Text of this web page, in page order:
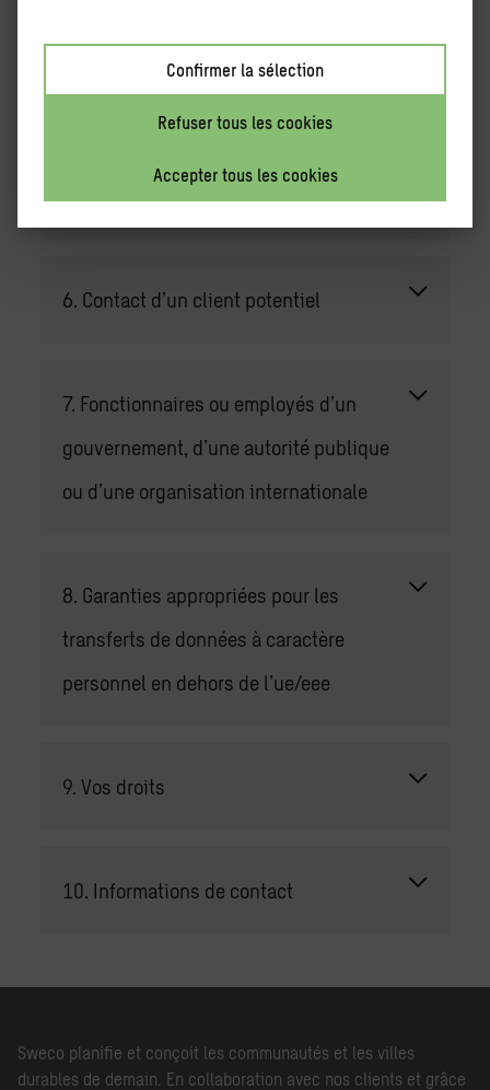
Accepter tous les cookies
Refuser tous les cookies
Confirmer la sélection
4. Représentant ou employé du client
5. Acquisition de talents
6. Contact d’un client potentiel
7. Fonctionnaires ou employés d’un
gouvernement, d’une autorité publique
ou d’une organisation internationale
8. Garanties appropriées pour les
transferts de données à caractère
personnel en dehors de l’ue/eee
9. Vos droits
10. Informations de contact
Sweco planifie et conçoit les communautés et les villes
durables de demain. En collaboration avec nos clients et grâce